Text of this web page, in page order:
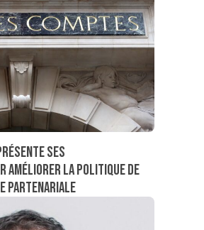
ses
améliorer la politique de
partenariale